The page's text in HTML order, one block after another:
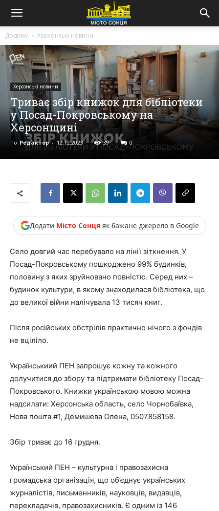
Додому Херсонські новини
Херсонські новини
Триває збір книжок для бібліотеки
у Посад-Покровському на
Херсонщині
по Редактор - 12.12.2023 39 0
Додати Місто Сонцяяк бажане джерело в Google
Село довгий час перебувало на лінії зіткнення. У
Посад-Покровському пошкоджено 99% будинків,
половину з яких зруйновано повністю. Серед них –
будинок культури, в якому знаходилася бібліотека, що
до великої війни налічувала 13 тисяч книг.
Після російських обстрілів практично нічого з фондів
не вціліло.
Українськиий ПЕН запрошує кожну та кожного
долучитися до збору та підтримати бібліотеку Посад-
Покровського. Книжки українською мовою можна
надсилати: Херсонська область, село Чорнобаївка,
Нова пошта #1, Демишева Олена, 0507858158.
Збір триває до 16 грудня.
Український ПЕН – культурна і правозахисна
громадська організація, що об’єднує українських
журналістів, письменників, науковців, видавців,
перекладачів, правозахисників. Є одним із 146